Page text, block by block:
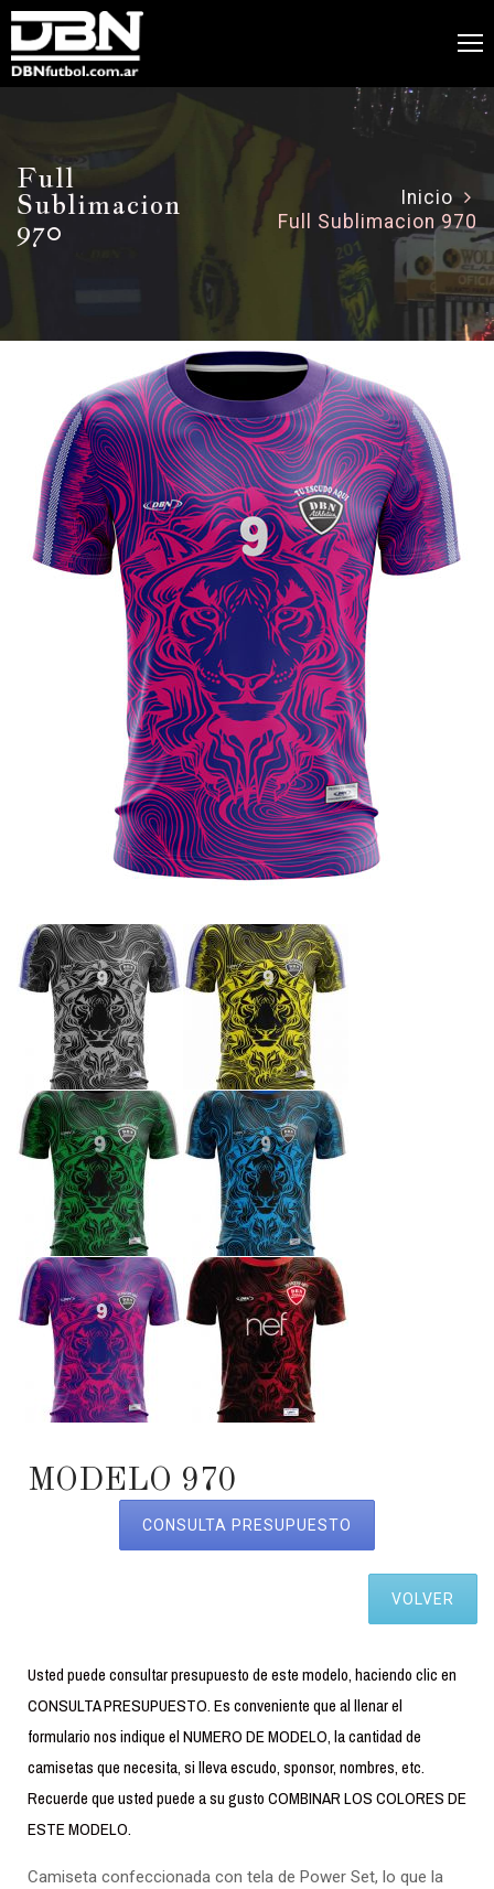
Full
Sublimacion
970
Inicio
Full Sublimacion 970
MODELO 970
CONSULTA PRESUPUESTO
VOLVER
Usted puede consultar presupuesto de este modelo, haciendo clic en
CONSULTA PRESUPUESTO. Es conveniente que al llenar el
formulario nos indique el NUMERO DE MODELO, la cantidad de
camisetas que necesita, si lleva escudo, sponsor, nombres, etc.
Recuerde que usted puede a su gusto COMBINAR LOS COLORES DE
ESTE MODELO.
Camiseta confeccionada con tela de Power Set, lo que la